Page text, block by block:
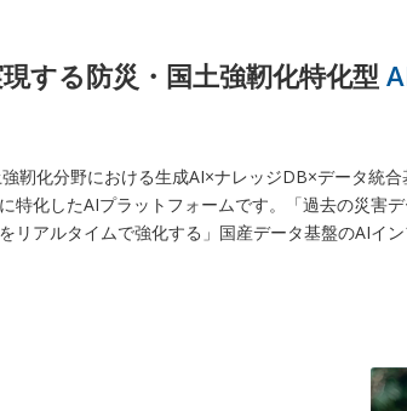
する防災・国土強靭化特化型
靭化分野における生成AI×ナレッジDB×データ統
特化したAIプラットフォームです。「過去の災害
リアルタイムで強化する」国産データ基盤のAIイン